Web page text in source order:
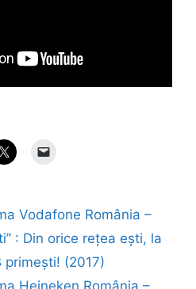
Vodafone România –
: Din orice rețea ești, la
(2017)
Heineken România –